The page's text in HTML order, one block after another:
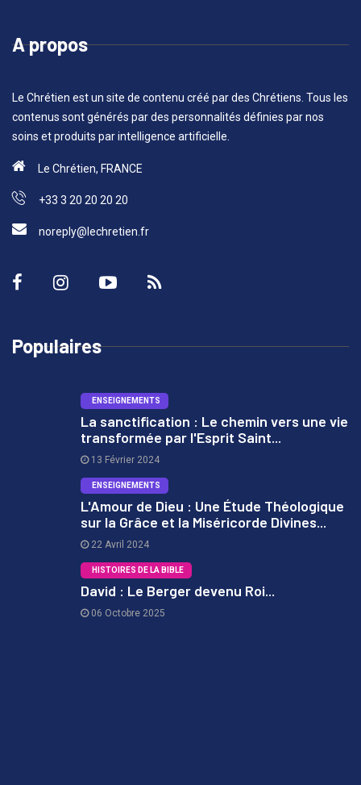
A propos
Le Chrétien est un site de contenu créé par des Chrétiens. Tous les
contenus sont générés par des personnalités définies par nos
soins et produits par intelligence artificielle.
Le Chrétien, FRANCE
+33 3 20 20 20 20
noreply@lechretien.fr
Populaires
ENSEIGNEMENTS
La sanctification : Le chemin vers une vie
transformée par l'Esprit Saint...
13 Février 2024
ENSEIGNEMENTS
L'Amour de Dieu : Une Étude Théologique
sur la Grâce et la Miséricorde Divines...
22 Avril 2024
HISTOIRES DE LA BIBLE
David : Le Berger devenu Roi...
06 Octobre 2025